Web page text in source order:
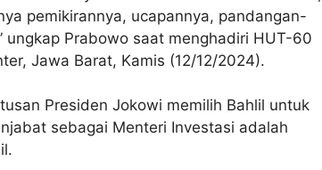
pemikirannya, ucapannya, pandangan-
ungkap Prabowo saat menghadiri HUT-60
Jawa Barat, Kamis (12/12/2024).
Presiden Jokowi memilih Bahlil untuk
sebagai Menteri Investasi adalah